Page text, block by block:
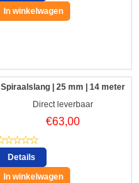
In winkelwagen
Spiraalslang | 25 mm | 14 meter
Direct leverbaar
€63,00
Details
In winkelwagen